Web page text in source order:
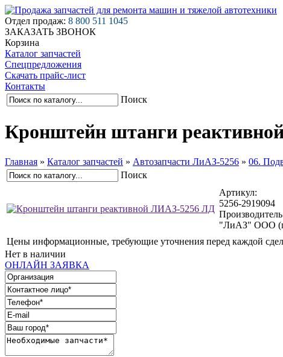
Отдел продаж: 8 800 511 1045
ЗАКАЗАТЬ ЗВОНОК
Корзина
Каталог запчастей
Спецпредложения
Скачать прайс-лист
Контакты
Поиск
Кронштейн штанги
Главная » Каталог запчастей » Автозапчасти ЛиАЗ-5256 » 06.
Поиск
Артикул:
5256-2919094
"ЛиАЗ" ООО
Цены информационные, требующие уточнения перед каждой
Нет в наличии
ОНЛАЙН ЗАЯВКА